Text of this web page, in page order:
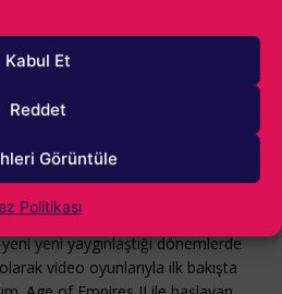
Kabul Et
Reddet
Görüntüle
Politikası
durumda değiller. Kendilerini
stüdyo oldukları için çıkış tarihi
isteyecek gibi görünüyor.
Gürlek
yeni yaygınlaştığı dönemlerde
video oyunlarıyla ilk bakışta